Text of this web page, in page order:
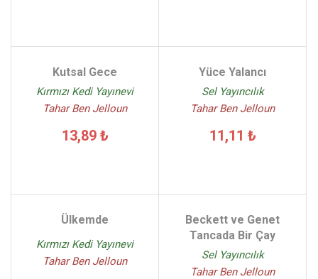
Kutsal Gece
Kırmızı Kedi Yayınevi
Tahar Ben Jelloun
13,89 ₺
Yüce Yalancı
Sel Yayıncılık
Tahar Ben Jelloun
11,11 ₺
Ülkemde
Kırmızı Kedi Yayınevi
Tahar Ben Jelloun
Beckett ve Genet
Tancada Bir Çay
Sel Yayıncılık
Tahar Ben Jelloun